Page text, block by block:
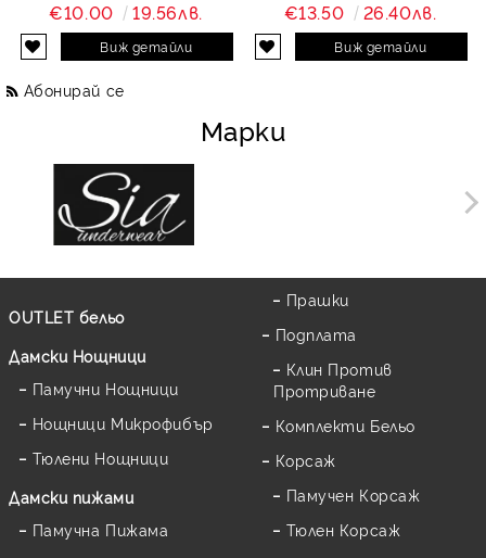
Charity
€10.00 19.56лв.
Виж детайли
и дантела Charity
€13.50 26.40лв.
Виж детайли
Абонирай се
Марки
OUTLET бельо
Дамски Нощници
Памучни Нощници
Нощници Микрофибър
Тюлени Нощници
Дамски пижами
Памучна Пижама
Прашки
Подплата
Клин Против
Протриване
Комплекти Бельо
Корсаж
Памучен Корсаж
Тюлен Корсаж